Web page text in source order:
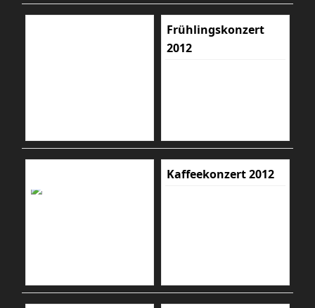
Frühlingskonzert
2012
Kaffeekonzert 2012